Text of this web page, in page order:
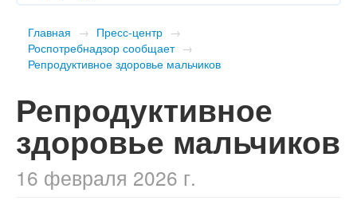
Главная → Пресс-центр →
Роспотребнадзор сообщает →
​Репродуктивное здоровье мальчиков
​Репродуктивное
здоровье мальчиков
16 февраля 2026 г.